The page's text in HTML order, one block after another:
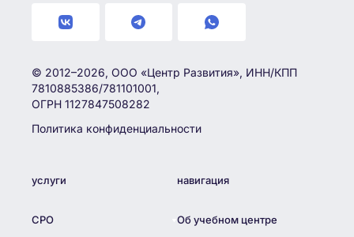
© 2012–2026, ООО «Центр Развития», ИНН/КПП
7810885386/781101001,
ОГРН 1127847508282
Политика конфиденциальности
услуги
СРО
навигация
Об учебном центре